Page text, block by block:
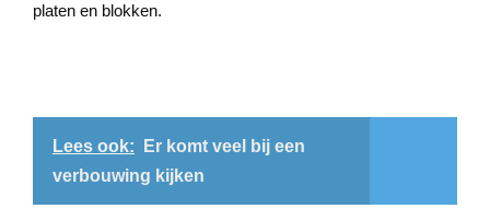
platen en blokken.
Lees ook:
Er komt veel bij een
verbouwing kijken